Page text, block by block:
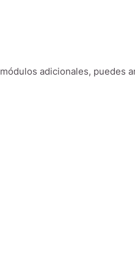
adicionales, puedes